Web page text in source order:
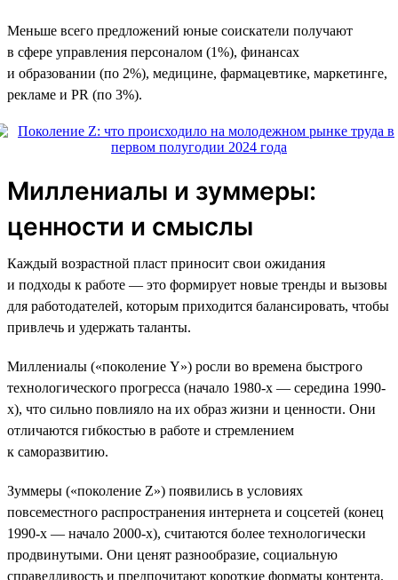
Меньше всего предложений юные соискатели получают
в сфере управления персоналом (1%), финансах
и образовании (по 2%), медицине, фармацевтике, маркетинге,
рекламе и PR (по 3%).
Миллениалы и зуммеры:
ценности и смыслы
Каждый возрастной пласт приносит свои ожидания
и подходы к работе — это формирует новые тренды и вызовы
для работодателей, которым приходится балансировать, чтобы
привлечь и удержать таланты.
Миллениалы («поколение Y») росли во времена быстрого
технологического прогресса (начало 1980-х — середина 1990-
х), что сильно повлияло на их образ жизни и ценности. Они
отличаются гибкостью в работе и стремлением
к саморазвитию.
Зуммеры («поколение Z») появились в условиях
повсеместного распространения интернета и соцсетей (конец
1990-х — начало 2000-х), считаются более технологически
продвинутыми. Они ценят разнообразие, социальную
справедливость и предпочитают короткие форматы контента.